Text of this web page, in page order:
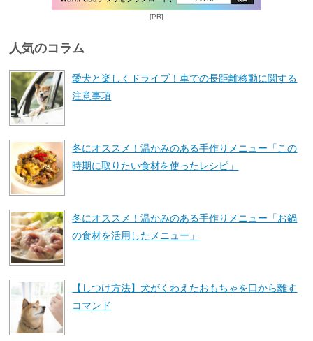
[PR]
人気のコラム
愛犬と楽しくドライブ！車での長距離移動に関する
注意事項
冬にオススメ！温かみのある手作りメニュー「この
時期に取りたい食材を使ったレシピ」
冬にオススメ！温かみのある手作りメニュー「お鍋
の食材を活用したメニュー」
【しつけ方法】犬がくわえたおもちゃを口から離す
コマンド